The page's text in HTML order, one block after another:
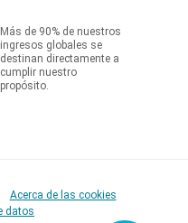
Más de 90% de nuestros
ingresos globales se
destinan directamente a
cumplir nuestro
propósito.
Acerca de las cookies
datos